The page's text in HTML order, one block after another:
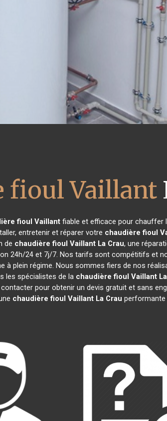
fioul Vaillant
fioul Vaillantfiable et efficace pour chauffer
entretenir et réparer votre chaudière fioul
de chaudière fioul Vaillant La Crau, une
24h/24 et 7j/7. Nos tarifs sont compétitifs et
à plein régime. Nous sommes fiers de nos
les spécialistes de la chaudière fioul Vaillant
pour obtenir un devis gratuit et sans
chaudière fioul Vaillant La Crau performante